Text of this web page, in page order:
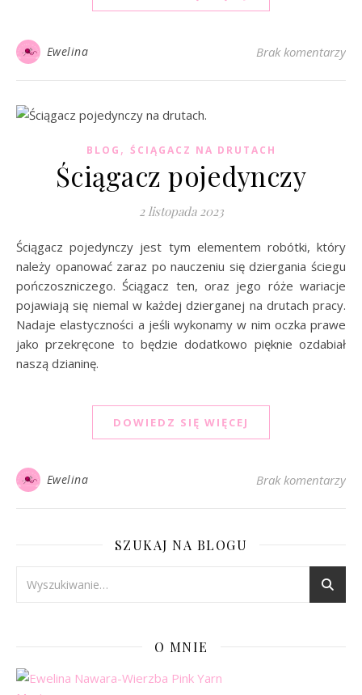
Ewelina Brak komentarzy
BLOG , ŚCIĄGACZ NA DRUTACH
Ściągacz pojedynczy
2 listopada 2023
Ściągacz pojedynczy jest tym elementem robótki, który
należy opanować zaraz po nauczeniu się dziergania ściegu
pończoszniczego. Ściągacz ten, oraz jego róże wariacje
pojawiają się niemal w każdej dzierganej na drutach pracy.
Nadaje elastyczności a jeśli wykonamy w nim oczka prawe
jako przekręcone to będzie dodatkowo pięknie ozdabiał
naszą dzianinę.
DOWIEDZ SIĘ WIĘCEJ
Ewelina Brak komentarzy
SZUKAJ NA BLOGU
O MNIE